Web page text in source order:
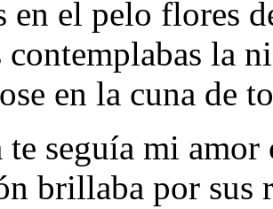
en el pelo flores
contemplabas la
en la cuna de
te seguía mi amor
brillaba por sus